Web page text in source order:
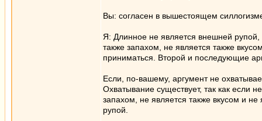
Вы: согласен в вышестоящем
Я: Длинное не является внешней рупой,
также запахом, не является также
приниматься. Второй и последующие
Если, по-вашему, аргумент не
Охватывание существует, так как если
запахом, не является также вкусом и
рупой.